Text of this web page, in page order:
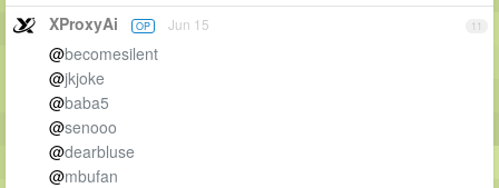
11
XProxyAi OP Jun 15
@becomesilent
@jkjoke
@baba5
@senooo
@dearbluse
@mbufan